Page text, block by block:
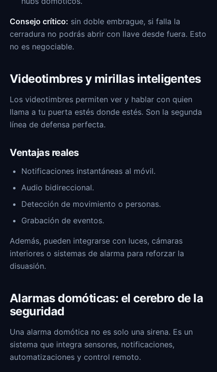
Consejo crítico: sin doble embrague, si falla la
cerradura no podrás abrir con llave desde fuera. Esto
no es negociable.
Videotimbres y mirillas inteligentes
Los videotimbres permiten ver y hablar con quien
llama a tu puerta estés donde estés. Son la segunda
línea de defensa perfecta.
Ventajas reales
Notificaciones instantáneas al móvil.
Audio bidireccional.
Detección de movimiento o personas.
Grabación de eventos.
Además, pueden integrarse con luces, cámaras
interiores o sistemas de alarma para reforzar la
disuasión.
Alarmas domóticas: el cerebro de la
seguridad
Una alarma domótica no es solo una sirena. Es un
sistema que integra sensores, notificaciones,
automatizaciones y control remoto.